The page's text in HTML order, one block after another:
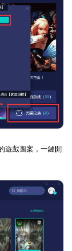
遊戲圖案，一鍵開